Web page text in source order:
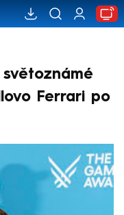
Ferrari po